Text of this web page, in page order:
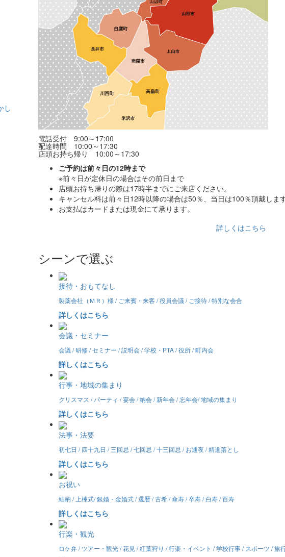
電話受付 9:00～17:00
配達時間 10:00～17:30
店頭お持ち帰り 10:00～17:30
ご予約は前々日の12時まで
※前々日が定休日の場合はその前日まで
店頭お持ち帰りの際は17時半までにご来店ください。
キャンセル料は前々日12時以降の場合は50％、当日は100％頂戴します
お支払はカードまたは現金にて承ります。
詳しくはこちら
シーンで選ぶ
接待・おもてなし
製薬会社（ＭＲ）様 / ご来賓・来客 / 役員会議 / ご接待 / 特別な会合
詳しくはこちら
会議・セミナー
会議 / 研修 / セミナー / 説明会 / 学校・PTA / 役所 / 町内会
詳しくはこちら
行事・地域の集まり
クリスマス / パーティ / 宴会 / 納会 / 新年会 / 忘年会/ 地域の集まり
詳しくはこちら
法事・法要
初七日 / 四十九日 / 三回忌 / 七回忌 / 十三回忌 / お通夜 / 精進落とし
詳しくはこちら
お祝い
結納 / 上棟式/ 銀婚・金婚式 / 還暦 / 古希 / 傘寿 / 卒寿 / 白寿 / 百寿
詳しくはこちら
行楽・観光
ロケ弁 / ツアー・観光 / 花見 / 紅葉狩り / 行楽・イベント / 学校行事 / スポーツ / 旅
し